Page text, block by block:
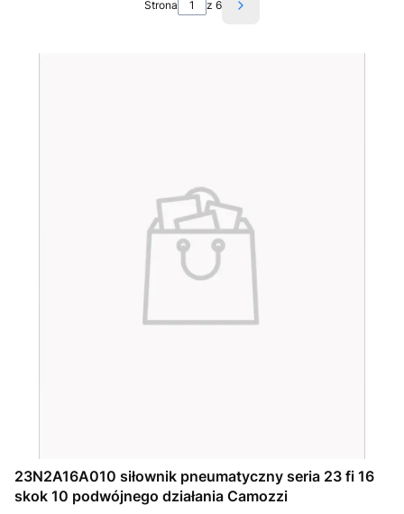
Strona z 6 Następne produkty
23N2A16A010 siłownik pneumatyczny seria 23 fi 16
skok 10 podwójnego działania Camozzi